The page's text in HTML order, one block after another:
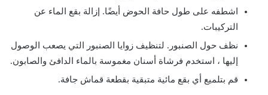
اشطفه على طول حافة الحوض أيضًا. إزالة بقع الماء عن
التركيبات.
نظف حول الصنبور. لتنظيف زوايا الصنبور التي يصعب الوصول
إليها ، استخدم فرشاة أسنان مغموسة بالماء الدافئ والصابون.
قم بتلميع أي بقع مائية متبقية بقطعة قماش جافة.